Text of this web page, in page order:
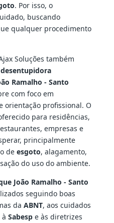
. Por isso, o
buscando
qualquer procedimento
Soluções também
desentupidora
Ramalho - Santo
com foco em
orientação profissional. O
para residências,
empresas e
principalmente
de esgoto, alagamento,
do uso do ambiente.
João Ramalho - Santo
seguindo boas
da ABNT, aos cuidados
Sabespe às diretrizes